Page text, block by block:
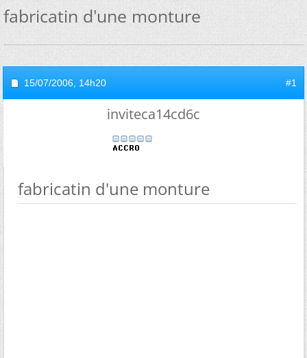
fabricatin d'une monture
15/07/2006, 14h20 #1
inviteca14cd6c
fabricatin d'une monture